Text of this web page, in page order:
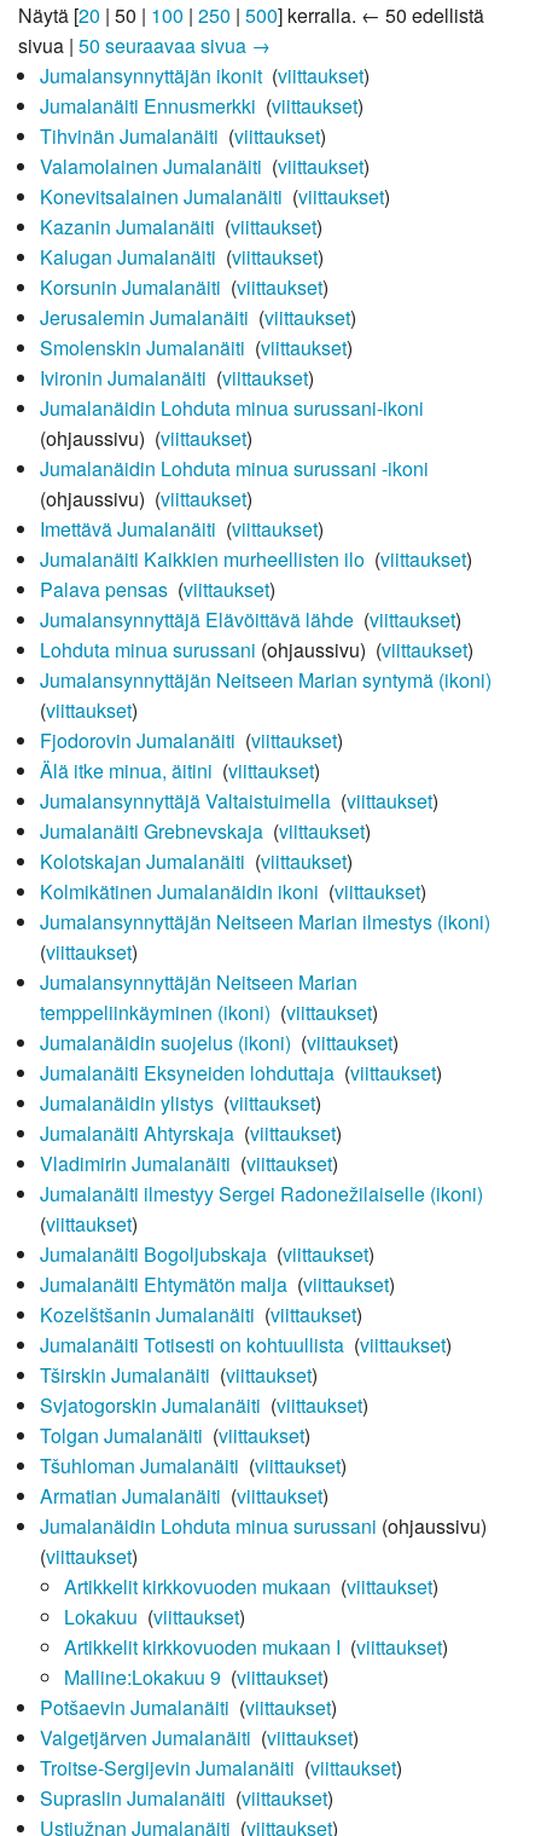
Näytä [20 | 50 | 100 | 250 | 500] kerralla. ← 50 edellistä
sivua | 50 seuraavaa sivua →
Jumalansynnyttäjän ikonit‎ (viittaukset)
Jumalanäiti Ennusmerkki (viittaukset)
Tihvinän Jumalanäiti (viittaukset)
Valamolainen Jumalanäiti (viittaukset)
Konevitsalainen Jumalanäiti (viittaukset)
Kazanin Jumalanäiti (viittaukset)
Kalugan Jumalanäiti (viittaukset)
Korsunin Jumalanäiti (viittaukset)
Jerusalemin Jumalanäiti (viittaukset)
Smolenskin Jumalanäiti (viittaukset)
Ivironin Jumalanäiti (viittaukset)
Jumalanäidin Lohduta minua surussani-ikoni
(ohjaussivu) ‎ (viittaukset)
Jumalanäidin Lohduta minua surussani -ikoni
(ohjaussivu) ‎ (viittaukset)
Imettävä Jumalanäiti (viittaukset)
Jumalanäiti Kaikkien murheellisten ilo‎ (viittaukset)
Palava pensas‎ (viittaukset)
Jumalansynnyttäjä Elävöittävä lähde‎ (viittaukset)
Lohduta minua surussani (ohjaussivu) ‎ (viittaukset)
Jumalansynnyttäjän Neitseen Marian syntymä (ikoni)
(viittaukset)
Fjodorovin Jumalanäiti (viittaukset)
Älä itke minua, äitini (viittaukset)
Jumalansynnyttäjä Valtaistuimella‎ (viittaukset)
Jumalanäiti Grebnevskaja‎ (viittaukset)
Kolotskajan Jumalanäiti (viittaukset)
Kolmikätinen Jumalanäidin ikoni (viittaukset)
Jumalansynnyttäjän Neitseen Marian ilmestys (ikoni)
(viittaukset)
Jumalansynnyttäjän Neitseen Marian
temppeliinkäyminen (ikoni) (viittaukset)
Jumalanäidin suojelus (ikoni) (viittaukset)
Jumalanäiti Eksyneiden lohduttaja‎ (viittaukset)
Jumalanäidin ylistys‎ (viittaukset)
Jumalanäiti Ahtyrskaja‎ (viittaukset)
Vladimirin Jumalanäiti (viittaukset)
Jumalanäiti ilmestyy Sergei Radonežilaiselle (ikoni)
(viittaukset)
Jumalanäiti Bogoljubskaja‎ (viittaukset)
Jumalanäiti Ehtymätön malja‎ (viittaukset)
Kozelštšanin Jumalanäiti (viittaukset)
Jumalanäiti Totisesti on kohtuullista‎ (viittaukset)
Tširskin Jumalanäiti (viittaukset)
Svjatogorskin Jumalanäiti (viittaukset)
Tolgan Jumalanäiti (viittaukset)
Tšuhloman Jumalanäiti (viittaukset)
Armatian Jumalanäiti (viittaukset)
Jumalanäidin Lohduta minua surussani (ohjaussivu) ‎
(viittaukset)
Artikkelit kirkkovuoden mukaan (viittaukset)
Lokakuu (viittaukset)
Artikkelit kirkkovuoden mukaan I (viittaukset)
Malline:Lokakuu 9‎ (viittaukset)
Potšaevin Jumalanäiti (viittaukset)
Valgetjärven Jumalanäiti (viittaukset)
Troitse-Sergijevin Jumalanäiti (viittaukset)
Supraslin Jumalanäiti (viittaukset)
Ustjužnan Jumalanäiti (viittaukset)